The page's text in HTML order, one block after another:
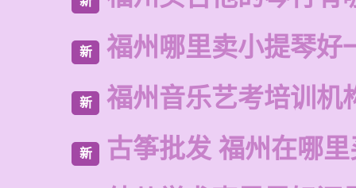
新 福州哪里卖小提琴好
新 福州音乐艺考培训机
新 古筝批发 福州在哪